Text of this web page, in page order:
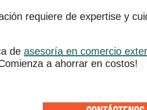
requiere de expertise y
de asesoría en comercio
a ahorrar en costos!